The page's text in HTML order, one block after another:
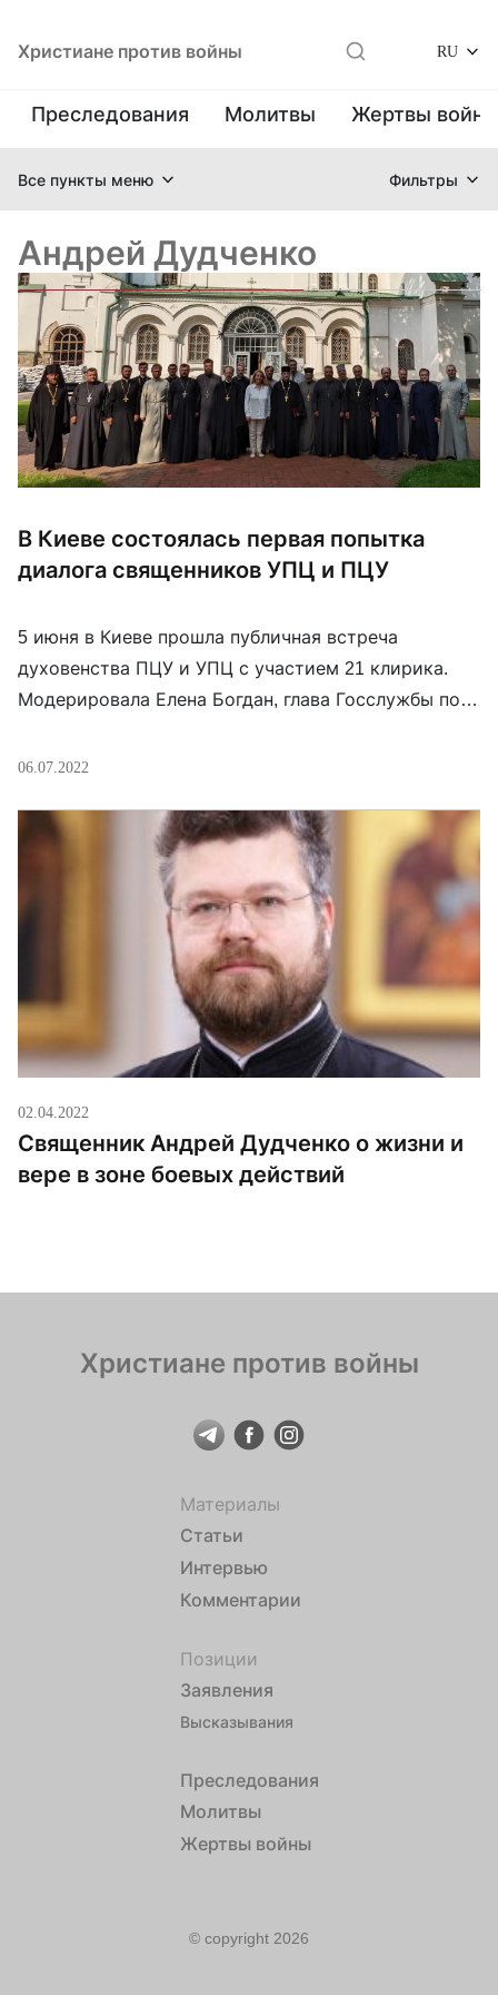
Христиане против войны RU
Преследования Молитвы Жертвы
Все пункты меню Фильтры
Андрей Дудченко
В Киеве состоялась первая попытка
диалога священников УПЦ и ПЦУ
5 июня в Киеве прошла публичная встреча
духовенства ПЦУ и УПЦ с участием 21 клирика.
Модерировала Елена Богдан, глава Госслужбы по
священник ПЦУ Андрей Дудченко, участники
история, богословская, литургическая и
каноническая традиции, а также они едины «в
понимании деструктивной позиции […]
06.07.2022
02.04.2022
Священник Андрей Дудченко о жизни и
вере в зоне боевых действий
Христиане против войны
Материалы
Статьи
Интервью
Комментарии
Позиции
Заявления
Высказывания
Преследования
Молитвы
Жертвы войны
© copyright 2026